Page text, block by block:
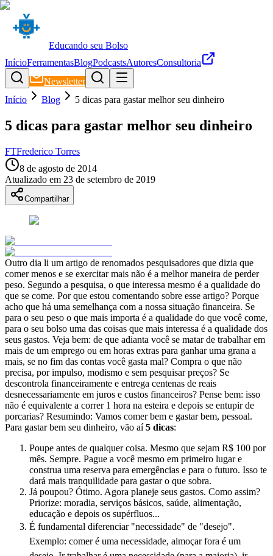
Educando seu Bolso
InícioFerramentasBlogPodcastsAutoresConsultoria
Newsletter
Início
Blog 5 dicas para gastar melhor seu dinheiro
5 dicas para gastar melhor seu dinheiro
FTFrederico Torres
8 de agosto de 2014
Atualizado em 23 de setembro de 2019
Compartilhar
Outro dia li um artigo de renomados pesquisadores que dizia que
comer menos e se exercitar mais não é a melhor maneira de perder
peso. Segundo a pesquisa, o que interessa mesmo é a qualidade do
que se come. Por que estou comentando sobre esse artigo? Porque
acho que há uma semelhança com a nossa situação financeira. Se
para o seu peso o que mais importa é a qualidade do que você come,
para o seu bolso uma das coisas que mais interessa é a qualidade dos
seus gastos. Veja bem: de que adianta você se matar de trabalhar em
mais de um emprego ou em horas extras para ganhar uma grana a
mais, se no fim das contas você gasta mal? Compra o que não
precisa, por impulso, modismo e sem pesquisar preços? Se
descontrola financeiramente e entrega centenas de reais
desnecessariamente em juros e custos financeiros? Pense bem: isso
não é equivalente a correr 1 hora na esteira e depois se entupir de
porcarias? Resumindo: Vamos comer bem e gastar bem, pessoal.
Para gastar bem seu dinheiro, vão aí5 dicas:
Poupe antes de qualquer coisa. Mesmo que sejam R$ 100 por
mês. Sempre. Pague a você mesmo em primeiro lugar e
construa uma reserva para emergências e para o futuro. Isso te
dará mais tranquilidade para gastar o que sobra.
Já poupou? Ótimo. Agora planeje seus gastos. Como assim?
Priorize: moradia, serviços básicos, saúde, alimentação,
educação e depois os supérfluos...
É fundamental diferenciar "necessidade" de "desejo".
Exemplo: comer é uma necessidade, almoçar fora é um